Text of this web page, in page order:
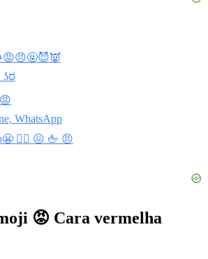
WhatsApp
🙎‍♀️ 😖 🖕 😠
😡 Cara vermelha